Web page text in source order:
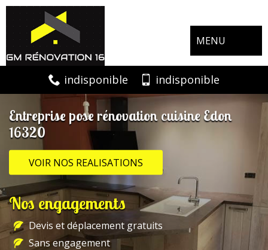
MENU
indisponible indisponible
Entreprise pose rénovation cuisine Edon
16320
VOIR NOS REALISATIONS
Nos engagements
Devis et déplacement gratuits
Sans engagement